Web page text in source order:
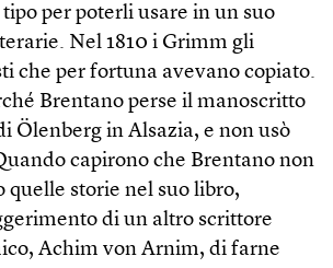
per poterli usare in un suo
Nel 1810 i Grimm gli
che per fortuna avevano copiato.
Brentano perse il manoscritto
Ölenberg in Alsazia, e non usò
capirono che Brentano non
quelle storie nel suo libro,
di un altro scrittore
Achim von Arnim, di farne